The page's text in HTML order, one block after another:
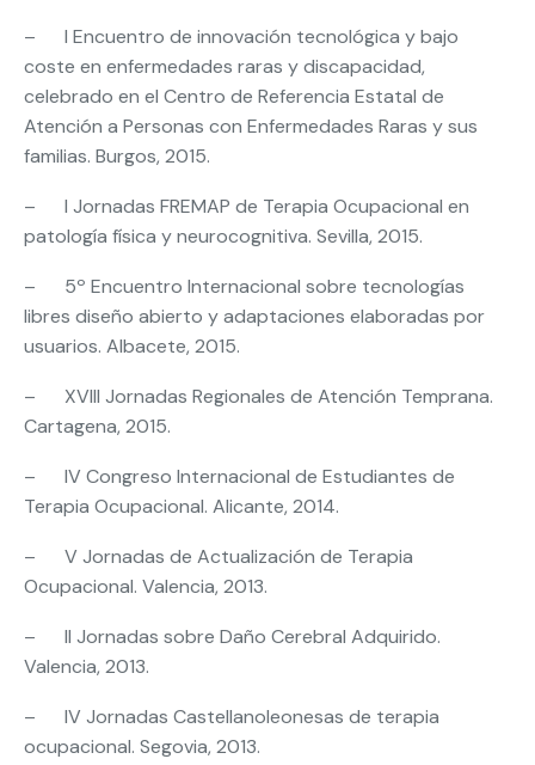
– I Encuentro de innovación tecnológica y bajo
coste en enfermedades raras y discapacidad,
celebrado en el Centro de Referencia Estatal de
Atención a Personas con Enfermedades Raras y sus
familias. Burgos, 2015.
– I Jornadas FREMAP de Terapia Ocupacional en
patología física y neurocognitiva. Sevilla, 2015.
– 5º Encuentro Internacional sobre tecnologías
libres diseño abierto y adaptaciones elaboradas por
usuarios. Albacete, 2015.
– XVIII Jornadas Regionales de Atención Temprana.
Cartagena, 2015.
– IV Congreso Internacional de Estudiantes de
Terapia Ocupacional. Alicante, 2014.
– V Jornadas de Actualización de Terapia
Ocupacional. Valencia, 2013.
– II Jornadas sobre Daño Cerebral Adquirido.
Valencia, 2013.
– IV Jornadas Castellanoleonesas de terapia
ocupacional. Segovia, 2013.